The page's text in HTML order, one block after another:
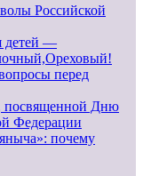
Российской
детей —
перед
посвященной Дню
Федерации
почему